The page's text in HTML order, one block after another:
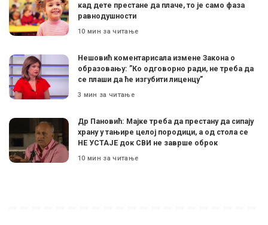
кад дете престане да плаче, то је само фаза
равнодушности
10 мин за читање
Нешовић коментарисала измене Закона о
образовању: ”Ко одговорно ради, не треба да
се плаши да ће изгубити лиценцу”
3 мин за читање
Др Пановић: Мајке треба да престану да сипају
храну у тањире целој породици, а од стола се
НЕ УСТАЈЕ док СВИ не заврше оброк
10 мин за читање